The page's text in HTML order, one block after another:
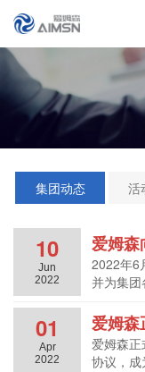
集团动态 活
10
Jun
2022
2022年6
并为集
01
Apr
2022
爱姆森
协议，成